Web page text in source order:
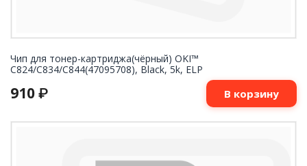
Чип для тонер-картриджа(чёрный) OKI™
C824/C834/C844(47095708), Black, 5k, ELP
910 ₽ В корзину